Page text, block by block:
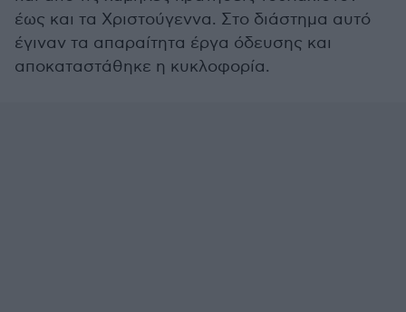
έως και τα Χριστούγεννα. Στο διάστημα αυτό
έγιναν τα απαραίτητα έργα όδευσης και
αποκαταστάθηκε η κυκλοφορία.